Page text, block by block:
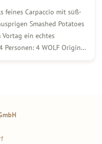
feines Carpaccio mit süß-
Smashed Potatoes
ein echtes
4 WOLF Original